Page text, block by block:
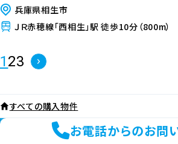
兵庫県相生市
ＪＲ赤穂線「西相生」駅 徒歩10分（800m）
123
すべての購入物件
お電話からのお問